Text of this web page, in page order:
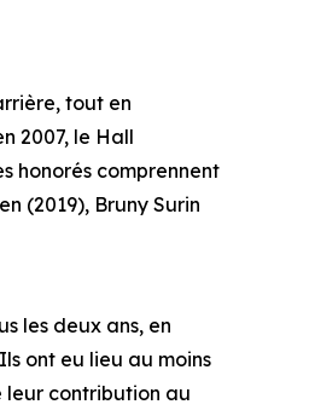
tout en
2007, le Hall
honorés comprennent
(2019), Bruny Surin
les deux ans, en
ont eu lieu au moins
leur contribution au